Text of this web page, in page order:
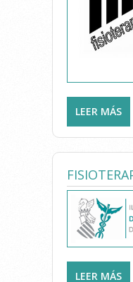
LEER MÁS
LEER MÁS